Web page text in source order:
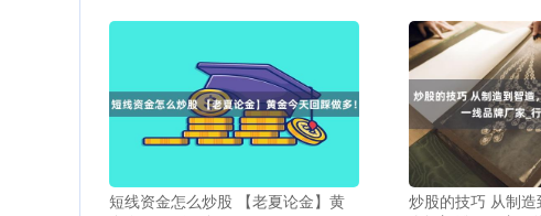
短线资金怎么炒股 【老夏论金】黄
炒股的技巧 从制